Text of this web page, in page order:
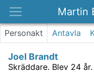
Martin
Platser
Om
Personakt Antavla
Joel Brandt
Skräddare. Blev 24 år.